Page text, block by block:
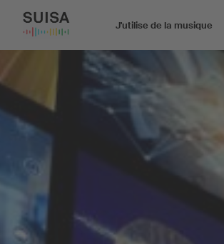
J'utilise de la musique